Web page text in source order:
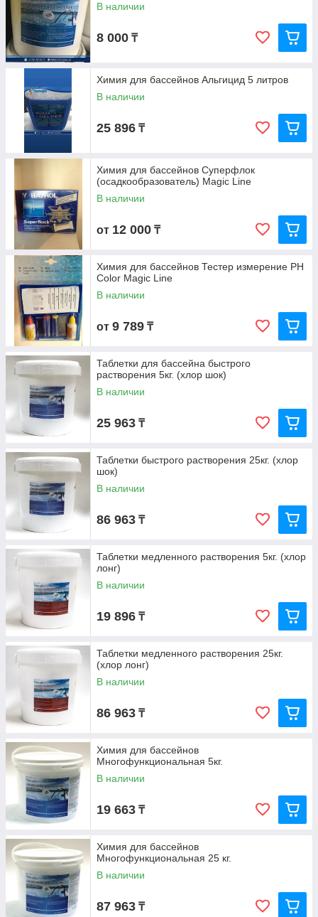
В наличии
8 000 ₸
Химия для бассейнов Альгицид 5 литров
В наличии
25 896 ₸
Химия для бассейнов Суперфлок
(осадкообразователь) Magic Line
В наличии
от 12 000 ₸
Химия для бассейнов Тестер измерение РН
Color Magic Line
В наличии
от 9 789 ₸
Таблетки для бассейна быстрого
растворения 5кг. (хлор шок)
В наличии
25 963 ₸
Таблетки быстрого растворения 25кг. (хлор
шок)
В наличии
86 963 ₸
Таблетки медленного растворения 5кг. (хлор
лонг)
В наличии
19 896 ₸
Таблетки медленного растворения 25кг.
(хлор лонг)
В наличии
86 963 ₸
Химия для бассейнов
Многофункциональная 5кг.
В наличии
19 663 ₸
Химия для бассейнов
Многофункциональная 25 кг.
В наличии
87 963 ₸